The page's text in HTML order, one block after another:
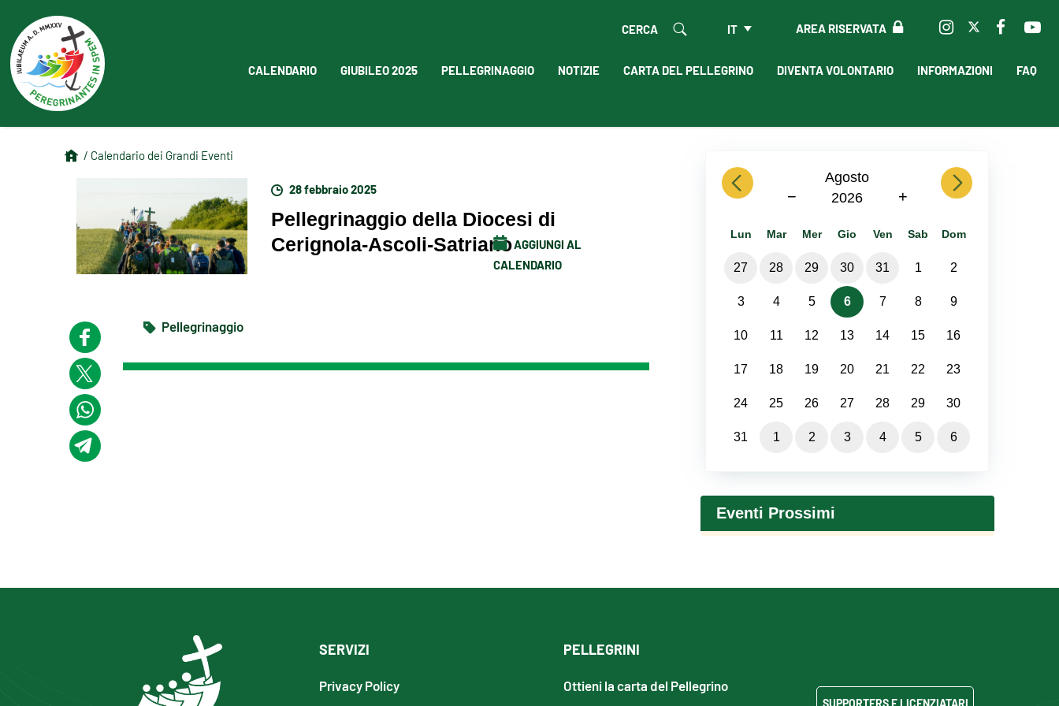
AREA RISERVATA
IT
CERCA
CALENDARIO GIUBILEO 2025 PELLEGRINAGGIO NOTIZIE CARTA DEL PELLEGRINO DIVENTA VOLONTARIO INFORMAZIONI FAQ
/ Calendario dei Grandi Eventi
28 febbraio 2025
Pellegrinaggio della Diocesi di
Cerignola-Ascoli-SatrianoAGGIUNGI AL
CALENDARIO
Pellegrinaggio
previous
Agosto
2026
− +
next
Lun Mar Mer Gio Ven Sab Dom
27 28 29 30 31 1 2
3 4 5 6 7 8 9
10 11 12 13 14 15 16
17 18 19 20 21 22 23
24 25 26 27 28 29 30
31 1 2 3 4 5 6
Eventi Prossimi
SERVIZI
Privacy Policy
PELLEGRINI
Ottieni la carta del Pellegrino
SUPPORTERS E LICENZIATARI